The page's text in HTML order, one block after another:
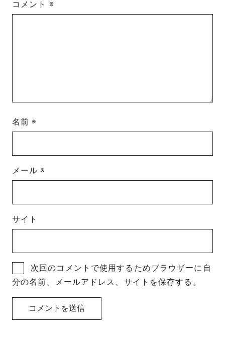
コメント ※
名前※
メール※
サイト
次回のコメントで使用するためブラウザーに自
分の名前、メールアドレス、サイトを保存する。